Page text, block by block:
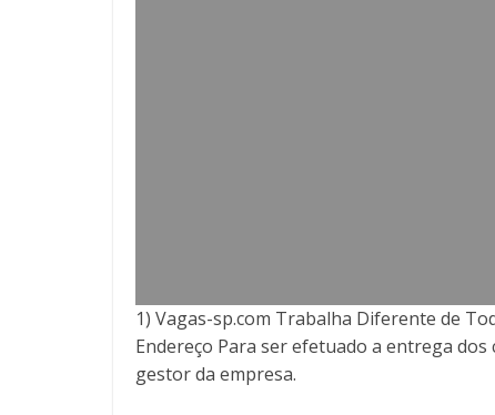
1) Vagas-sp.com Trabalha Diferente de
Endereço Para ser efetuado a entrega dos
gestor da empresa.